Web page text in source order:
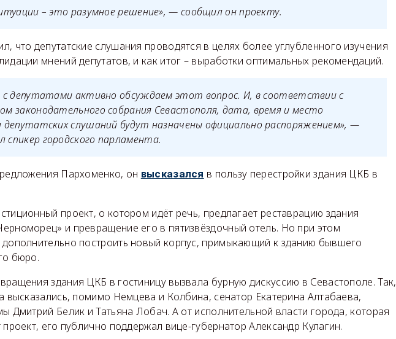
– это разумное решение», — сообщил он проекту.
что депутатские слушания проводятся в целях более углубленного изучения
мнений депутатов, и как итог – выработки оптимальных рекомендаций.
с депутатами активно обсуждаем этот вопрос. И, в соответствии с
законодательного собрания Севастополя, дата, время и место
депутатских слушаний будут назначены официально распоряжением», —
городского парламента.
Пархоменко, он высказался в пользу перестройки здания ЦКБ в
проект, о котором идёт речь, предлагает реставрацию здания
и превращение его в пятизвёздочный отель. Но при этом
дополнительно построить новый корпус, примыкающий к зданию бывшего
бюро.
здания ЦКБ в гостиницу вызвала бурную дискуссию в Севастополе. Так,
высказались, помимо Немцева и Колбина, сенатор Екатерина Алтабаева,
Дмитрий Белик и Татьяна Лобач. А от исполнительной власти города, которая
проект, его публично поддержал вице-губернатор Александр Кулагин.